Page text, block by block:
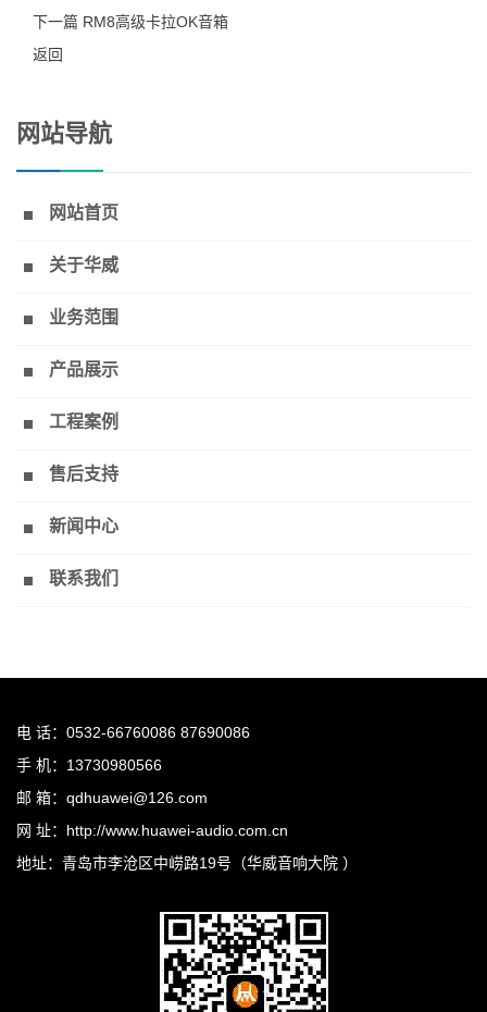
下一篇 RM8高级卡拉OK音箱
返回
网站导航
网站首页
关于华威
业务范围
产品展示
工程案例
售后支持
新闻中心
联系我们
电 话：0532-66760086 87690086
手 机：13730980566
邮 箱：qdhuawei@126.com
网 址：http://www.huawei-audio.com.cn
地址：青岛市李沧区中崂路19号（华威音响大院 ）